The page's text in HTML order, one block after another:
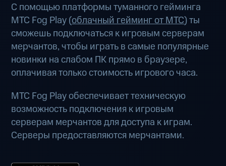
С помощью платформы туманного гейминга
МТС Fog Play (облачный гейминг от МТС) ты
сможешь подключаться к игровым серверам
мерчантов, чтобы играть в самые популярные
новинки на слабом ПК прямо в браузере,
оплачивая только стоимость игрового часа.
МТС Fog Play обеспечивает техническую
возможность подключения к игровым
серверам мерчантов для доступа к играм.
Серверы предоставляются мерчантами.